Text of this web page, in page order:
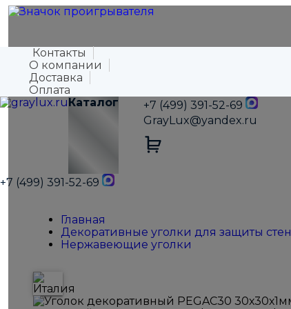
Контакты
О компании
Доставка
Оплата
Каталог
+7 (499) 391-52-69
GrayLux@yandex.ru
+7 (499) 391-52-69
Главная
Декоративные уголки для защиты стен
Нержавеющие уголки